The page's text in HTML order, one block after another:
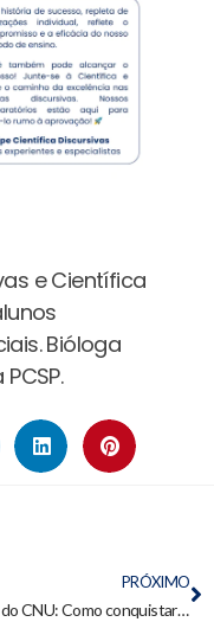
e Científica
Bióloga
PRÓXIMO
Bloco 7 do CNU: Como conquistar sua vaga